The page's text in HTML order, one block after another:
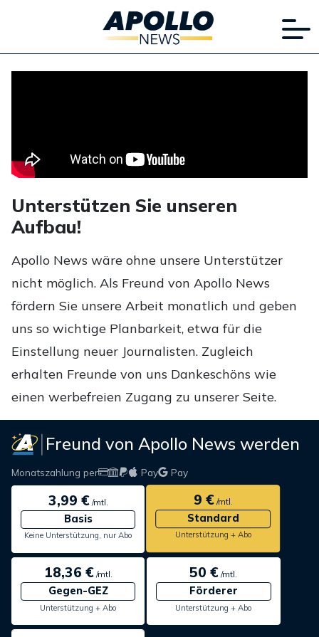
Unterstützen Sie unseren
Aufbau!
Apollo News wäre ohne unsere Unterstützer
nicht möglich. Als Freund von Apollo News
fördern Sie unsere Arbeit monatlich und geben
uns so wichtige Planbarkeit, etwa für die
Einstellung neuer Journalisten. Zugleich
erhalten Freunde von uns Dankeschöns wie
einen werbefreien Zugang zu unserer Seite.
Freund von Apollo News werden
Monatszahlung per Pay Pay
3,99 €/mtl.
Basis
Keine Unterstützung, nur Abo
9 €/mtl.
Standard
Unterstützung + Abo
18,36 €/mtl.
Gegen-GEZ
Unterstützung + Abo
50 € /mtl.
Förderer
Unterstützung + Abo